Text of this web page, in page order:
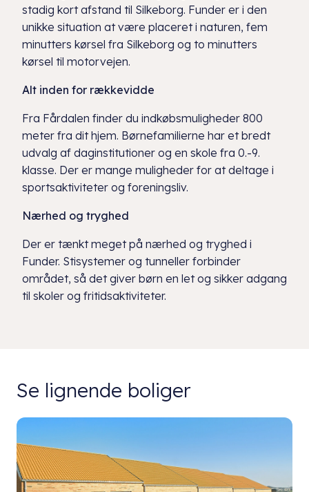
stadig kort afstand til Silkeborg. Funder er i den
unikke situation at være placeret i naturen, fem
minutters kørsel fra Silkeborg og to minutters
kørsel til motorvejen.
Alt inden for rækkevidde
Fra Fårdalen finder du indkøbsmuligheder 800
meter fra dit hjem. Børnefamilierne har et bredt
udvalg af daginstitutioner og en skole fra 0.-9.
klasse. Der er mange muligheder for at deltage i
sportsaktiviteter og foreningsliv.
Nærhed og tryghed
Der er tænkt meget på nærhed og tryghed i
Funder. Stisystemer og tunneller forbinder
området, så det giver børn en let og sikker adgang
til skoler og fritidsaktiviteter.
Se lignende boliger